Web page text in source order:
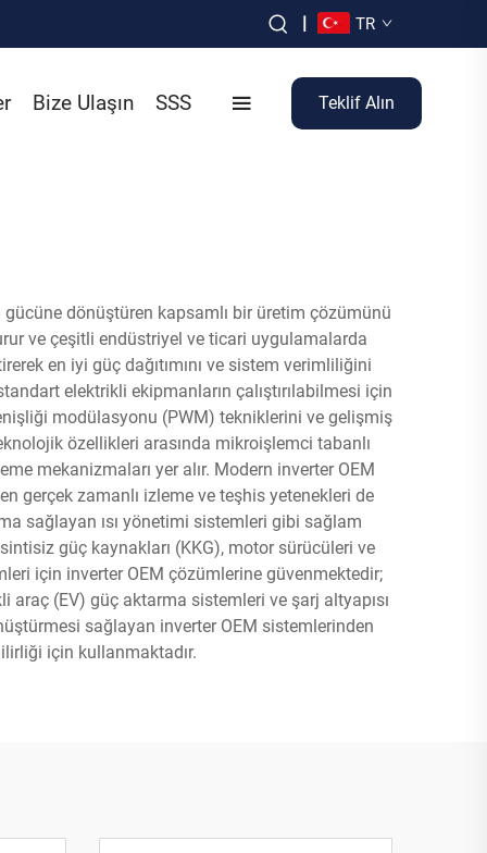
| TR
Bize Ulaşın SSS Teklif Alın
gücüne dönüştüren kapsamlı bir üretim çözümünü
ve çeşitli endüstriyel ve ticari uygulamalarda
en iyi güç dağıtımını ve sistem verimliliğini
elektrikli ekipmanların çalıştırılabilmesi için
modülasyonu (PWM) tekniklerini ve gelişmiş
özellikleri arasında mikroişlemci tabanlı
mekanizmaları yer alır. Modern inverter OEM
gerçek zamanlı izleme ve teşhis yetenekleri de
sağlayan ısı yönetimi sistemleri gibi sağlam
güç kaynakları (KKG), motor sürücüleri ve
için inverter OEM çözümlerine güvenmektedir;
(EV) güç aktarma sistemleri ve şarj altyapısı
sağlayan inverter OEM sistemlerinden
için kullanmaktadır.